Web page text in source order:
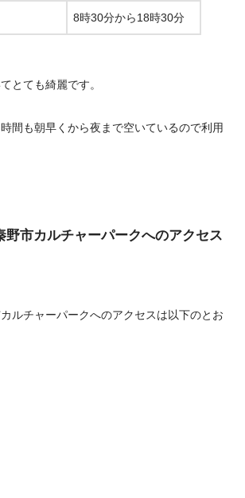
8時30分から18時30分
とても綺麗です。
間も朝早くから夜まで空いているので利用
野市カルチャーパークへのアクセス
ルチャーパークへのアクセスは以下のとお